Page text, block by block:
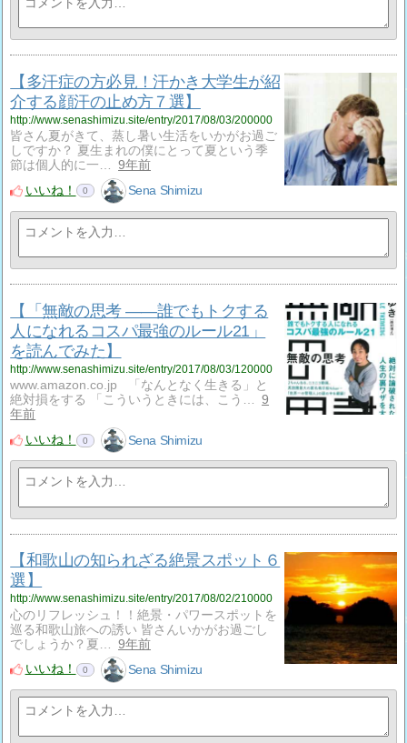
【多汗症の方必見！汗かき大学生が紹
介する顔汗の止め方７選】
http://www.senashimizu.site/entry/2017/08/03/200000
皆さん夏がきて、蒸し暑い生活をいかがお過ご
しですか？ 夏生まれの僕にとって夏という季
節は個人的に一…
9年前
いいね！
0 Sena Shimizu
【「無敵の思考 ――誰でもトクする
人になれるコスパ最強のルール21」
を読んでみた】
http://www.senashimizu.site/entry/2017/08/03/120000
www.amazon.co.jp 「なんとなく生きる」と
絶対損をする 「こういうときには、こう…
9
年前
いいね！
0 Sena Shimizu
【和歌山の知られざる絶景スポット６
選】
http://www.senashimizu.site/entry/2017/08/02/210000
心のリフレッシュ！！絶景・パワースポットを
巡る和歌山旅への誘い 皆さんいかがお過ごし
でしょうか？夏…
9年前
いいね！
0 Sena Shimizu